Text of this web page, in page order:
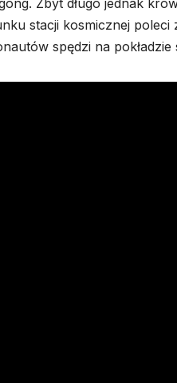
Zbyt długo jednak
stacji kosmicznej poleci
spędzi na